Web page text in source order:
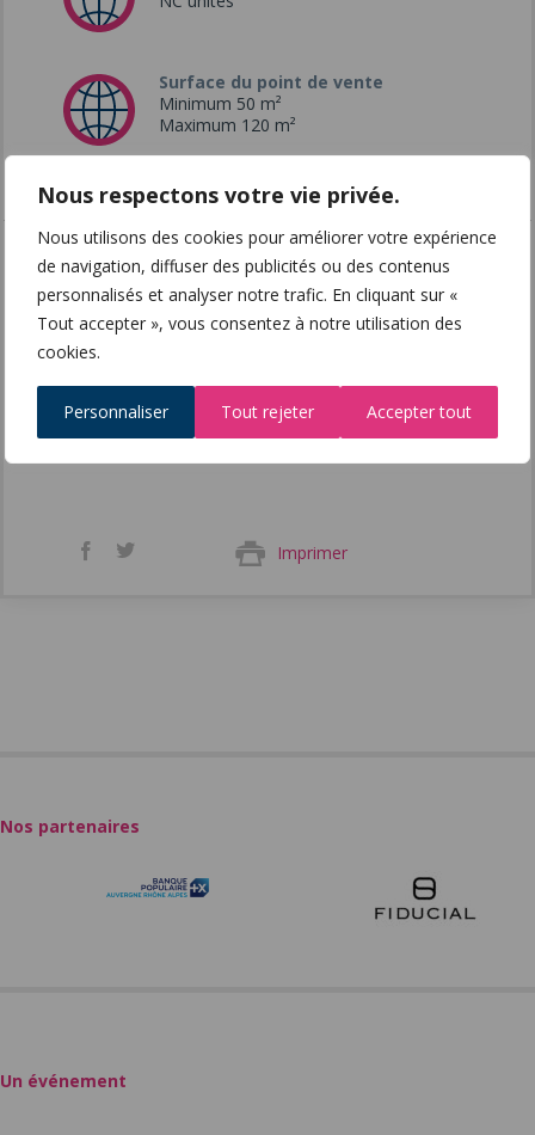
Nous respectons votre vie privée.
Nous utilisons des cookies pour améliorer votre expérience
de navigation, diffuser des publicités ou des contenus
personnalisés et analyser notre trafic. En cliquant sur «
Tout accepter », vous consentez à notre utilisation des
cookies.
Personnaliser Tout rejeter Accepter tout
Surface du point de vente
Minimum 50 m²
Maximum 120 m²
Siège social
1, Rue du Bocage
33200 BORDEAUX
https://www.pano-group.com/
Mr Marc OSSWALD
Facebook Imprimer
Nos partenaires
Un événement